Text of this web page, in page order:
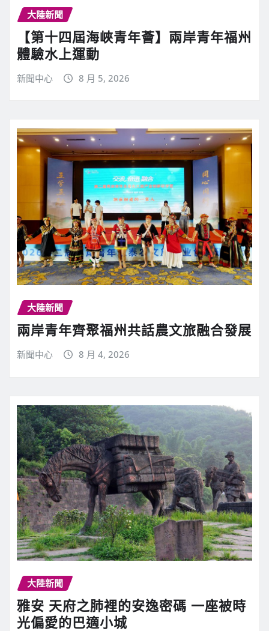
大陸新聞
【第十四屆海峽青年薈】兩岸青年福州
體驗水上運動
新聞中心 8 月 5, 2026
大陸新聞
兩岸青年齊聚福州共話農文旅融合發展
新聞中心 8 月 4, 2026
大陸新聞
雅安 天府之肺裡的安逸密碼 一座被時
光偏愛的巴適小城